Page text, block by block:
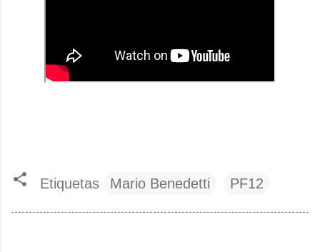
Etiquetas Mario Benedetti PF12